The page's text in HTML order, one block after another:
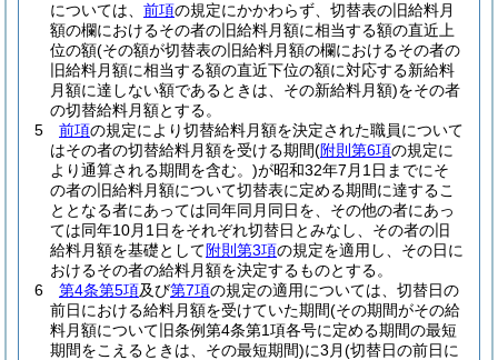
については、 前項の規定にかかわらず、切替表の旧給料月
額の欄におけるその者の旧給料月額に相当する額の直近上
位の額(その額が切替表の旧給料月額の欄におけるその者の
旧給料月額に相当する額の直近下位の額に対応する新給料
月額に達しない額であるときは、その新給料月額)をその者
の切替給料月額とする。
5
前項の規定により切替給料月額を決定された職員について
はその者の切替給料月額を受ける期間(附則第6項の規定に
より通算される期間を含む。)が昭和32年7月1日までにそ
の者の旧給料月額について切替表に定める期間に達するこ
ととなる者にあっては同年同月同日を、その他の者にあっ
ては同年10月1日をそれぞれ切替日とみなし、その者の旧
給料月額を基礎として附則第3項の規定を適用し、その日に
おけるその者の給料月額を決定するものとする。
6
第4条第5項及び第7項の規定の適用については、切替日の
前日における給料月額を受けていた期間(その期間がその給
料月額について旧条例第4条第1項各号に定める期間の最短
期間をこえるときは、その最短期間)に3月(切替日の前日に